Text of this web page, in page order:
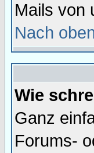
Mails von
Nach
Wie
Ganz
Forums-